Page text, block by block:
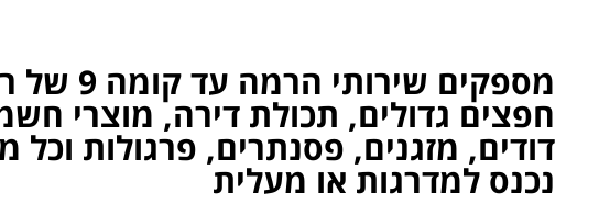
מספקים שירותי
חפצים גדולים, תכולת דירה, מוצרי
דודים, מזגנים, פסנתרים, פרגולות
נכנס למדרגות או מעלית